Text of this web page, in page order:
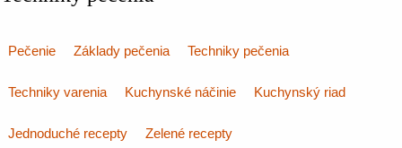
Pečenie Základy pečenia Techniky pečenia
Techniky varenia Kuchynské náčinie Kuchynský riad
Jednoduché recepty Zelené recepty